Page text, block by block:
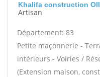
Khalifa construction
Artisan
Département: 83
Petite maçonnerie -
intérieurs - Voiries /
(Extension maison,